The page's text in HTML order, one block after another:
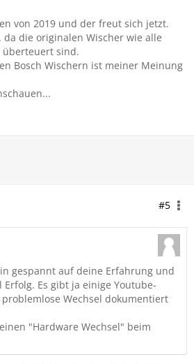
von 2019 und der freut sich jetzt.
da die originalen Wischer wie alle
sind.
Bosch Wischern ist meiner Meinung
#5
gespannt auf deine Erfahrung und
Es gibt ja einige Youtube-
Wechsel dokumentiert
"Hardware Wechsel" beim